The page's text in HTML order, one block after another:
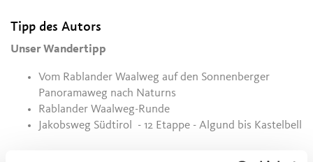
Tipp des Autors
Unser Wandertipp
Vom Rablander Waalweg auf den Sonnenberger
Panoramaweg nach Naturns
Rablander Waalweg-Runde
Jakobsweg Südtirol - 12 Etappe - Algund bis Kastelbell